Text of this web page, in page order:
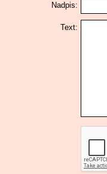
Nadpis:
Text: